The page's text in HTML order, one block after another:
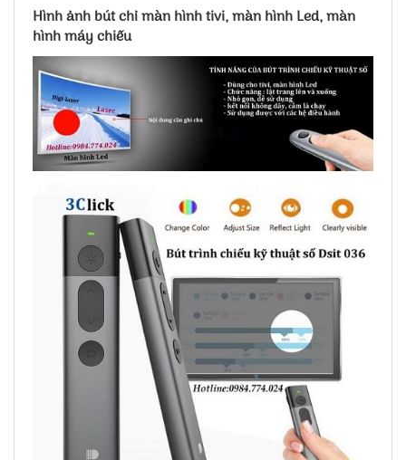
Hình ảnh bút chỉ màn hình tivi, màn hình Led, màn
hình máy chiếu